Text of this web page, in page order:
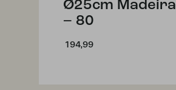
Ø25cm Madeira
– 80
194,99